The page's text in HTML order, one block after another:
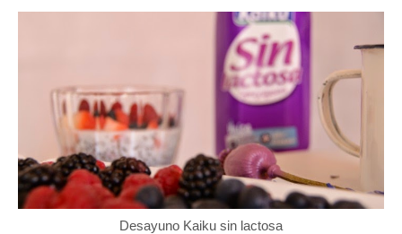
Desayuno Kaiku sin lactosa